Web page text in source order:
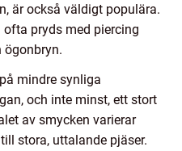
är också väldigt populära.
pryds med piercing
ögonbryn.
mindre synliga
och inte minst, ett stort
av smycken varierar
stora, uttalande pjäser.